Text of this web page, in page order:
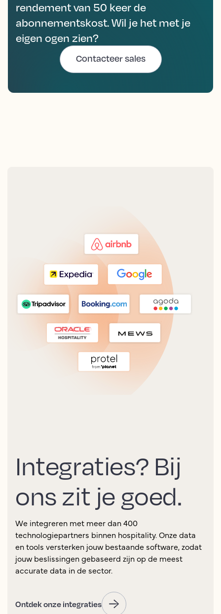
rendement van 50 keer de
abonnementskost. Wil je het met je
eigen ogen zien?
Contacteer sales
Integraties? Bij
ons zit je goed.
We integreren met meer dan 400
technologiepartners binnen hospitality. Onze data
en tools versterken jouw bestaande software, zodat
jouw beslissingen gebaseerd zijn op de meest
accurate data in de sector.
Ontdek onze integraties